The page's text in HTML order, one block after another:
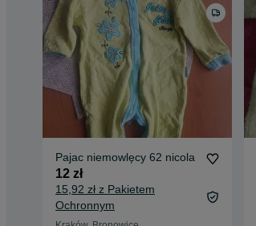
Pajac niemowlęcy 62 nicola
12 zł
15,92 zł z Pakietem
Ochronnym